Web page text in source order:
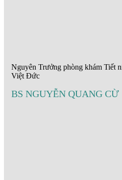
Nguyên Trưởng phòng khám Tiết
Việt Đức
BS NGUYỄN QUANG CỪ